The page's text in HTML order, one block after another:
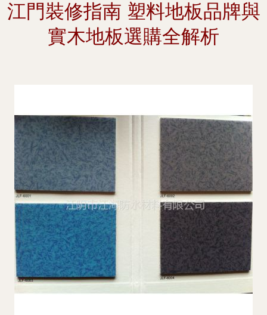
江門裝修指南 塑料地板品牌與
實木地板選購全解析